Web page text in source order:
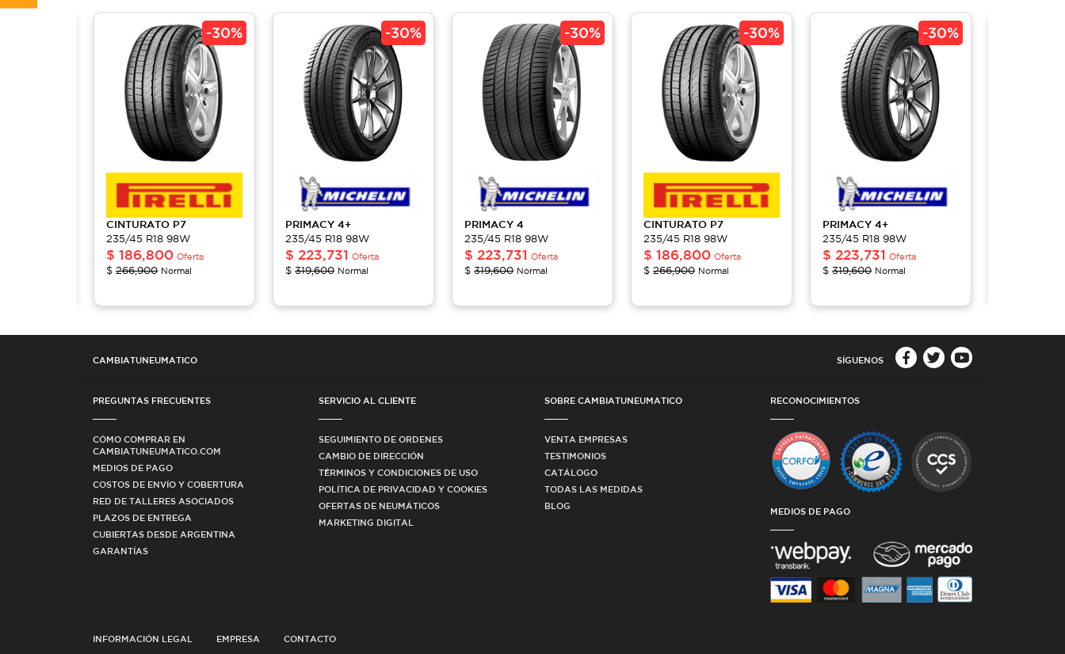
-30%
CINTURATO P7
235/45 R18 98W
$ 186,800 Oferta
$ 266,900 Normal
-30%
PRIMACY 4+
235/45 R18 98W
$ 223,731 Oferta
$ 319,600 Normal
-30%
PRIMACY 4
235/45 R18 98W
$ 223,731 Oferta
$ 319,600 Normal
-30%
CINTURATO P7
235/45 R18 98W
$ 186,800 Oferta
$ 266,900 Normal
-30%
PRIMACY 4+
235/45 R18 98W
$ 223,731 Oferta
$ 319,600 Normal
CAMBIATUNEUMATICO SÍGUENOS
PREGUNTAS FRECUENTES
CÓMO COMPRAR EN
CAMBIATUNEUMATICO.COM
MEDIOS DE PAGO
COSTOS DE ENVÍO Y COBERTURA
RED DE TALLERES ASOCIADOS
PLAZOS DE ENTREGA
CUBIERTAS DESDE ARGENTINA
GARANTÍAS
SERVICIO AL CLIENTE
SEGUIMIENTO DE ORDENES
CAMBIO DE DIRECCIÓN
TÉRMINOS Y CONDICIONES DE USO
POLÍTICA DE PRIVACIDAD Y COOKIES
OFERTAS DE NEUMÁTICOS
MARKETING DIGITAL
SOBRE CAMBIATUNEUMATICO
VENTA EMPRESAS
TESTIMONIOS
CATÁLOGO
TODAS LAS MEDIDAS
BLOG
RECONOCIMIENTOS
MEDIOS DE PAGO
INFORMACIÓN LEGAL EMPRESA CONTACTO